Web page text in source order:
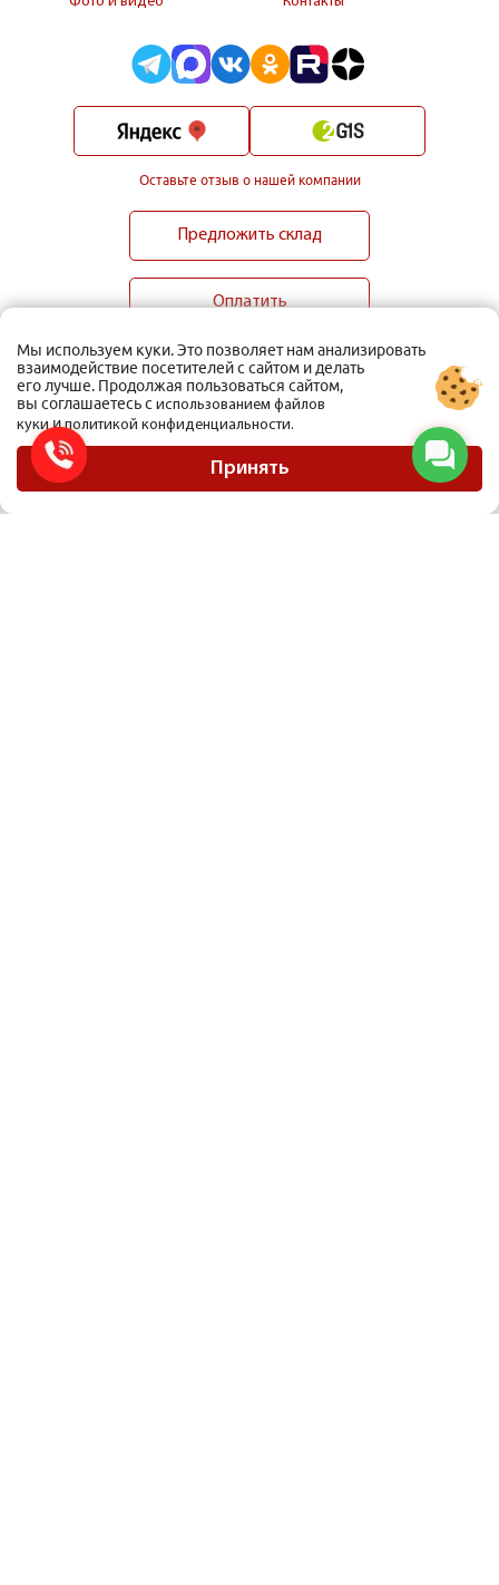
Оставьте отзыв о нашей компании
Предложить склад
Оплатить
Карта сайта
Политика конфиденциальности
Материалы, размещенные на сайте, не являются публичной офертой
Мы используем куки. Это позволяет нам анализировать
взаимодействие посетителей с сайтом и делать
его лучше. Продолжая пользоваться сайтом,
вы соглашаетесь с использованием файлов
кукииполитикой конфиденциальности.
Принять